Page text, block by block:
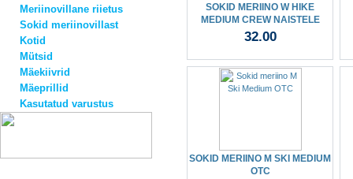
Meriinovillane riietus
Sokid meriinovillast
Kotid
Mütsid
Mäekiivrid
Mäeprillid
Kasutatud varustus
SOKID MERIINO W HIKE
MEDIUM CREW NAISTELE
32.00
SOKID MERIINO M SKI MEDIUM
OTC